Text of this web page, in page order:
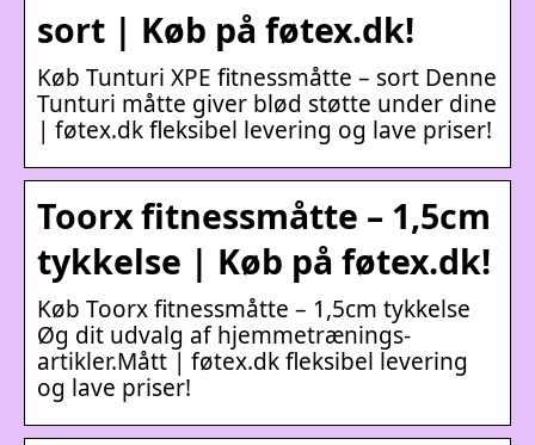
sort | Køb på føtex.dk!
Køb Tunturi XPE fitnessmåtte – sort Denne
Tunturi måtte giver blød støtte under dine
| føtex.dk fleksibel levering og lave priser!
Toorx fitnessmåtte – 1,5cm
tykkelse | Køb på føtex.dk!
Køb Toorx fitnessmåtte – 1,5cm tykkelse
Øg dit udvalg af hjemmetrænings-
artikler.Mått | føtex.dk fleksibel levering
og lave priser!